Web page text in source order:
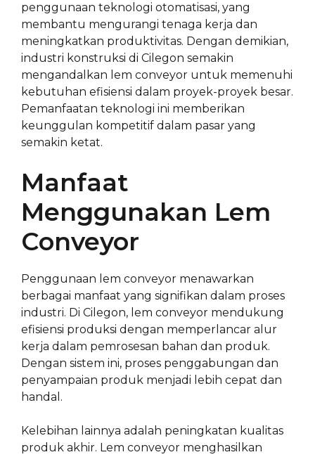
penggunaan teknologi otomatisasi, yang
membantu mengurangi tenaga kerja dan
meningkatkan produktivitas. Dengan demikian,
industri konstruksi di Cilegon semakin
mengandalkan lem conveyor untuk memenuhi
kebutuhan efisiensi dalam proyek-proyek besar.
Pemanfaatan teknologi ini memberikan
keunggulan kompetitif dalam pasar yang
semakin ketat.
Manfaat
Menggunakan Lem
Conveyor
Penggunaan lem conveyor menawarkan
berbagai manfaat yang signifikan dalam proses
industri. Di Cilegon, lem conveyor mendukung
efisiensi produksi dengan memperlancar alur
kerja dalam pemrosesan bahan dan produk.
Dengan sistem ini, proses penggabungan dan
penyampaian produk menjadi lebih cepat dan
handal.
Kelebihan lainnya adalah peningkatan kualitas
produk akhir. Lem conveyor menghasilkan